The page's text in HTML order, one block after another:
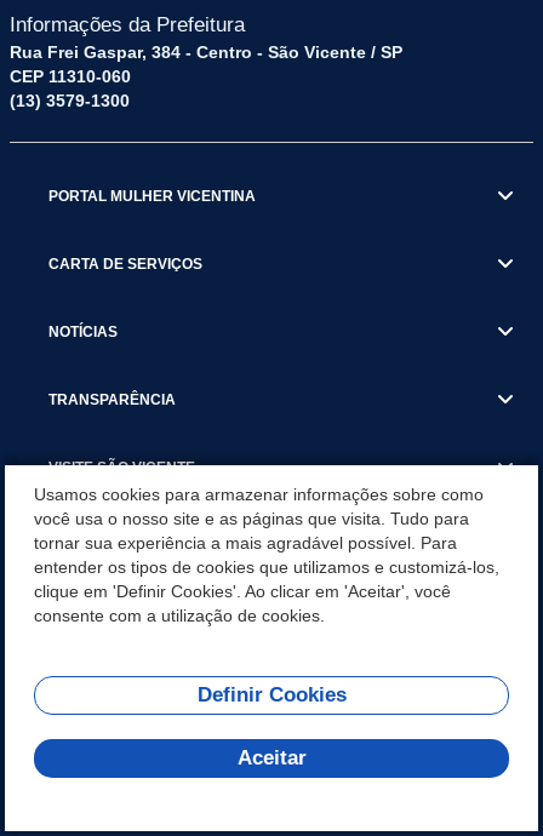
Informações da Prefeitura
Rua Frei Gaspar, 384 - Centro - São Vicente / SP
CEP 11310-060
(13) 3579-1300
PORTAL MULHER VICENTINA
CARTA DE SERVIÇOS
NOTÍCIAS
TRANSPARÊNCIA
VISITE SÃO VICENTE
SÃO VICENTE REFORÇA REDE DE PROTEÇÃO ÀS MULHERES
DURANTE O AGOSTO LILÁS COM AÇÕES DE
CONSCIENTIZAÇÃO E ACOLHIMENTO
REDES SOCIAIS
Usamos cookies para armazenar informações sobre como
você usa o nosso site e as páginas que visita. Tudo para
tornar sua experiência a mais agradável possível. Para
entender os tipos de cookies que utilizamos e customizá-los,
clique em 'Definir Cookies'. Ao clicar em 'Aceitar', você
consente com a utilização de cookies.
Definir Cookies
Aceitar
Olá! Como
posso te ajudar?